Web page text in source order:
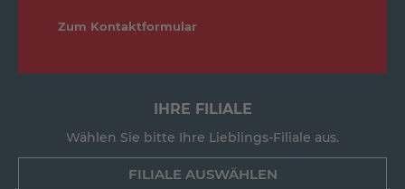
Zum Kontaktformular
IHRE FILIALE
Wählen Sie bitte Ihre Lieblings-Filiale aus.
FILIALE AUSWÄHLEN